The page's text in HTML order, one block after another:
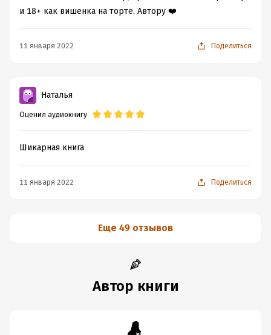
и 18+ как вишенка на торте. Автору ❤️
11 января 2022 Поделиться
Наталья
Оценил аудиокнигу
Шикарная книга
11 января 2022 Поделиться
Еще 49 отзывов
Автор книги